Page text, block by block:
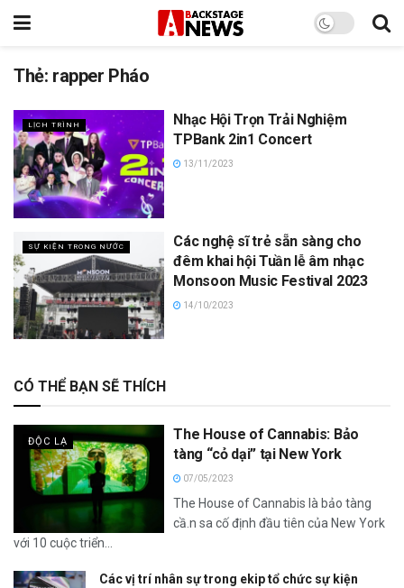
Thẻ: rapper Pháo
LỊCH TRÌNH
Nhạc Hội Trọn Trải Nghiệm
TPBank 2in1 Concert
13/11/2023
SỰ KIỆN TRONG NƯỚC
Các nghệ sĩ trẻ sẵn sàng cho
đêm khai hội Tuần lễ âm nhạc
Monsoon Music Festival 2023
14/10/2023
CÓ THỂ BẠN SẼ THÍCH
ĐỘC LẠ
The House of Cannabis: Bảo
tàng “cỏ dại” tại New York
07/05/2023
The House of Cannabis là bảo tàng
cầ.n sa cố định đầu tiên của New York
với 10 cuộc triển...
Các vị trí nhân sự trong ekip tổ chức sự kiện